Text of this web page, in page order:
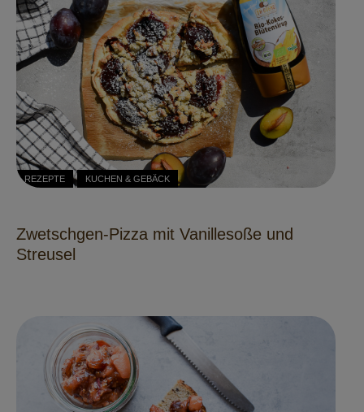
REZEPTE KUCHEN & GEBÄCK
Zwetschgen-Pizza mit Vanillesoße und
Streusel